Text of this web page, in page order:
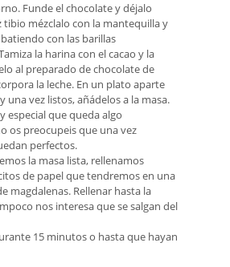
Funde el chocolate y déjalo
tibio mézclalo con la mantequilla y
con las barillas
la harina con el cacao y la
al preparado de chocolate de
la leche. En un plato aparte
una vez listos, añádelos a la masa.
especial que queda algo
os preocupeis que una vez
perfectos.
la masa lista, rellenamos
de papel que tendremos en una
magdalenas. Rellenar hasta la
nos interesa que se salgan del
15 minutos o hasta que hayan